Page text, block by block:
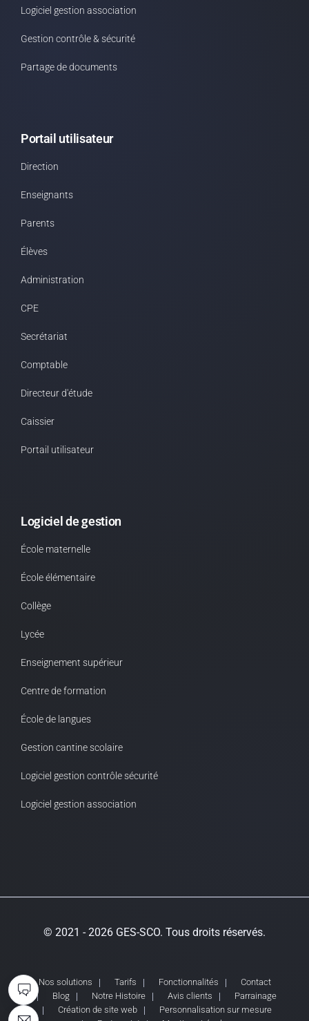
Logiciel gestion association
Gestion contrôle & sécurité
Partage de documents
Portail utilisateur
Direction
Enseignants
Parents
Élèves
Administration
CPE
Secrétariat
Comptable
Directeur d'étude
Caissier
Portail utilisateur
Logiciel de gestion
École maternelle
École élémentaire
Collège
Lycée
Enseignement supérieur
Centre de formation
École de langues
Gestion cantine scolaire
Logiciel gestion contrôle sécurité
Logiciel gestion association
© 2021 - 2026 GES-SCO. Tous droits réservés.
Nos solutions Tarifs Fonctionnalités
Contact
Blog
Notre Histoire Avis clients
Parrainage
Création de site web
Personnalisation sur mesure